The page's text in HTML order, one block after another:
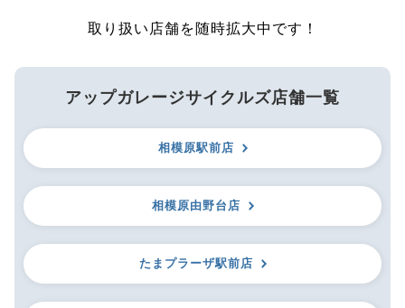
取り扱い店舗を随時拡大中です！
アップガレージサイクルズ店舗一覧
相模原駅前店
相模原由野台店
たまプラーザ駅前店